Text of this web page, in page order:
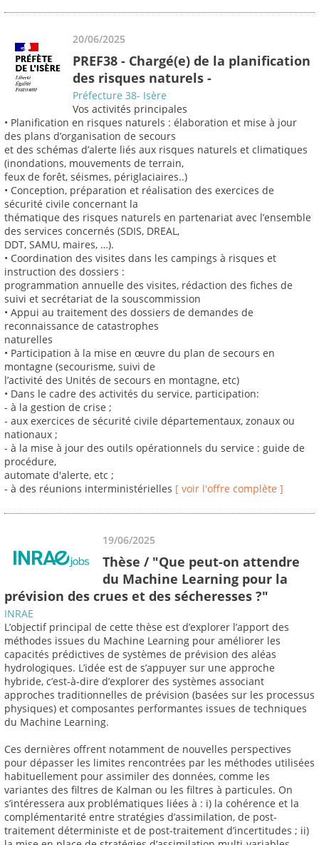
20/06/2025
PREF38 - Chargé(e) de la planification
des risques naturels -
Préfecture 38- Isère
Vos activités principales
• Planification en risques naturels : élaboration et mise à jour
des plans d’organisation de secours
et des schémas d’alerte liés aux risques naturels et climatiques
(inondations, mouvements de terrain,
feux de forêt, séismes, périglaciaires..)
• Conception, préparation et réalisation des exercices de
sécurité civile concernant la
thématique des risques naturels en partenariat avec l’ensemble
des services concernés (SDIS, DREAL,
DDT, SAMU, maires, …).
• Coordination des visites dans les campings à risques et
instruction des dossiers :
programmation annuelle des visites, rédaction des fiches de
suivi et secrétariat de la souscommission
• Appui au traitement des dossiers de demandes de
reconnaissance de catastrophes
naturelles
• Participation à la mise en œuvre du plan de secours en
montagne (secourisme, suivi de
l’activité des Unités de secours en montagne, etc)
• Dans le cadre des activités du service, participation:
- à la gestion de crise ;
- aux exercices de sécurité civile départementaux, zonaux ou
nationaux ;
- à la mise à jour des outils opérationnels du service : guide de
procédure,
automate d'alerte, etc ;
- à des réunions interministérielles [ voir l'offre complète ]
19/06/2025
Thèse / "Que peut-on attendre
du Machine Learning pour la
prévision des crues et des sécheresses ?"
INRAE
L’objectif principal de cette thèse est d’explorer l’apport des
méthodes issues du Machine Learning pour améliorer les
capacités prédictives de systèmes de prévision des aléas
hydrologiques. L’idée est de s’appuyer sur une approche
hybride, c’est-à-dire d’explorer des systèmes associant
approches traditionnelles de prévision (basées sur les processus
physiques) et composantes performantes issues de techniques
du Machine Learning.
Ces dernières offrent notamment de nouvelles perspectives
pour dépasser les limites rencontrées par les méthodes utilisées
habituellement pour assimiler des données, comme les
variantes des filtres de Kalman ou les filtres à particules. On
s’intéressera aux problématiques liées à : i) la cohérence et la
complémentarité entre stratégies d’assimilation, de post-
traitement déterministe et de post-traitement d’incertitudes ; ii)